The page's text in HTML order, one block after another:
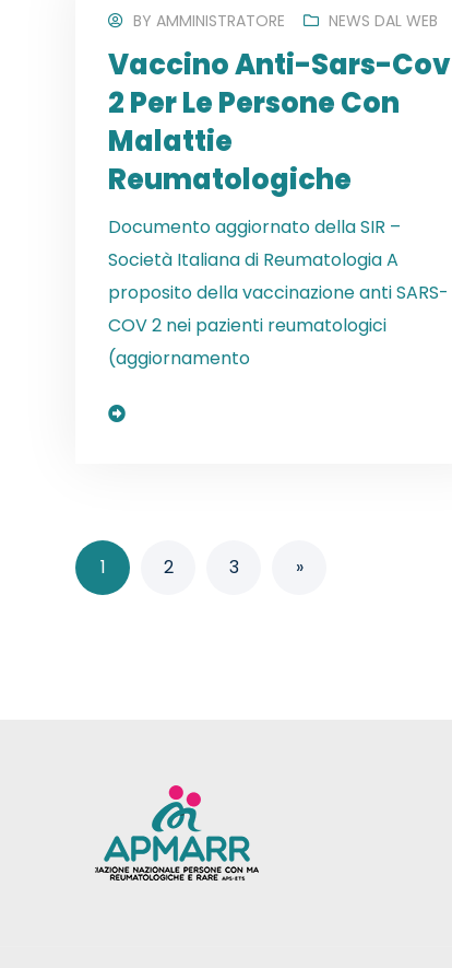
BY AMMINISTRATORE NEWS DAL WEB
Vaccino Anti-Sars-Cov
2 Per Le Persone Con
Malattie
Reumatologiche
Documento aggiornato della SIR –
Società Italiana di Reumatologia A
proposito della vaccinazione anti SARS-
COV 2 nei pazienti reumatologici
(aggiornamento
1 2 3 »